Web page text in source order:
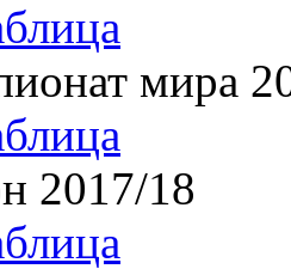
мира
2017/18